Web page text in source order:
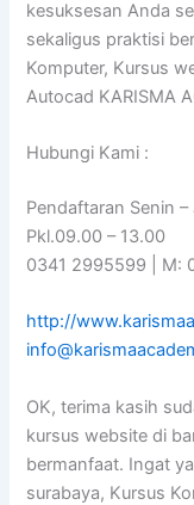
kesuksesan Anda
sekaligus praktisi
Komputer, Kursus
Autocad KARISMA
Hubungi Kami :
Pendaftaran Senin
Pkl.09.00 – 13.00
0341 2995599 | M:
http://
OK, terima kasih
kursus website di
bermanfaat. Ingat
surabaya, Kursus